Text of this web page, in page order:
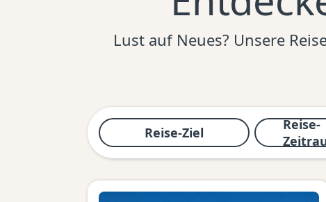
Lust auf Neues? Unsere
Reise-Ziel
Reise-